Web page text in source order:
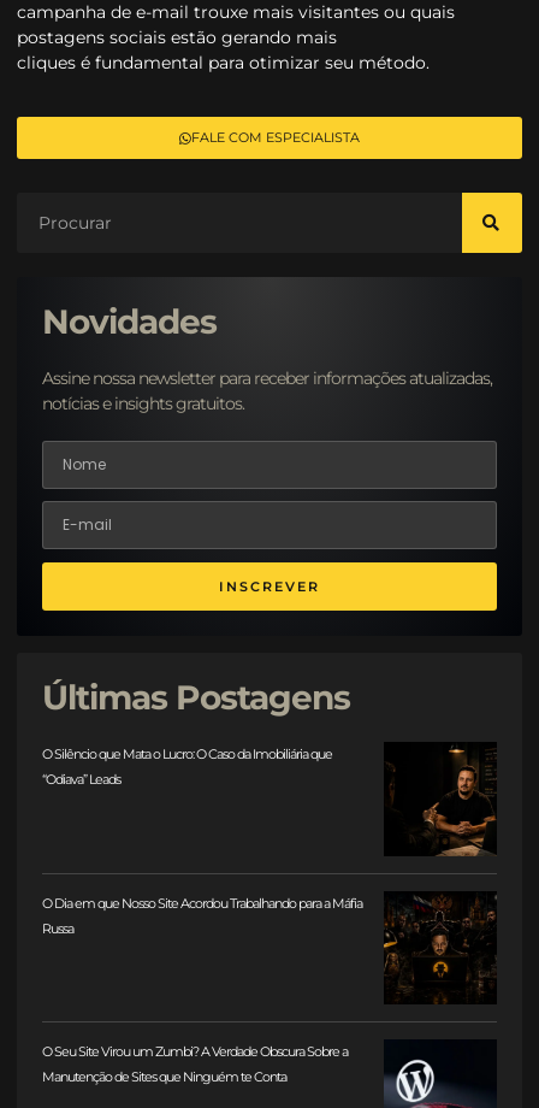
campanha de e-mail trouxe mais visitantes ou quais
postagens sociais estão gerando mais
cliques é fundamental para otimizar seu método.
FALE COM ESPECIALISTA
Novidades
Assine nossa newsletter para receber informações atualizadas,
notícias e insights gratuitos.
INSCREVER
Últimas Postagens
O Silêncio que Mata o Lucro: O Caso da Imobiliária que
“Odiava” Leads
O Dia em que Nosso Site Acordou Trabalhando para a Máfia
Russa
O Seu Site Virou um Zumbi? A Verdade Obscura Sobre a
Manutenção de Sites que Ninguém te Conta